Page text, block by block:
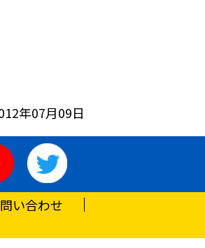
年07月09日
い合わせ